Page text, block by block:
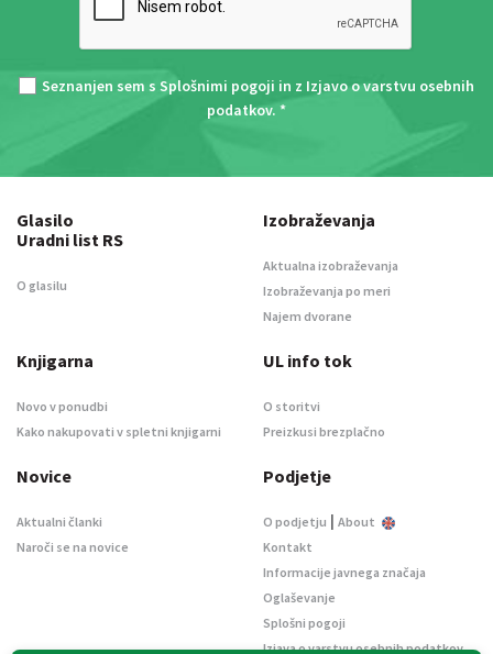
Seznanjen sem s Splošnimi pogoji in z Izjavo o varstvu osebnih
podatkov. *
Glasilo
Uradni list RS
O glasilu
Izobraževanja
Aktualna izobraževanja
Izobraževanja po meri
Najem dvorane
Knjigarna
Novo v ponudbi
Kako nakupovati v spletni knjigarni
UL info tok
O storitvi
Preizkusi brezplačno
Novice
Aktualni članki
Naroči se na novice
Podjetje
O podjetju | About
Kontakt
Informacije javnega značaja
Oglaševanje
Splošni pogoji
Izjava o varstvu osebnih podatkov